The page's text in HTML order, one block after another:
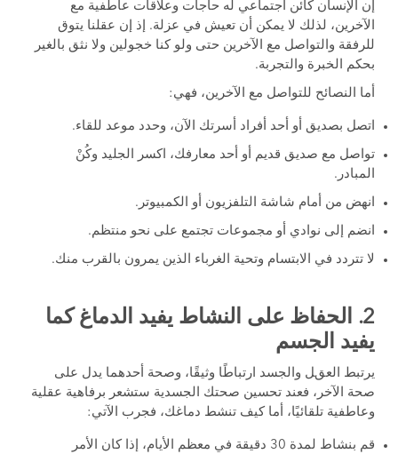
إن الإنسان كائن اجتماعي له حاجات وعلاقات عاطفية مع
الآخرين، لذلك لا يمكن أن تعيش في عزلة. إذ إن عقلنا يتوق
للرفقة والتواصل مع الآخرين حتى ولو كنا خجولين ولا نثق بالغير
بحكم الخبرة والتجربة.
أما النصائح للتواصل مع الآخرين، فهي:
اتصل بصديق أو أحد أفراد أسرتك الآن، وحدد موعد للقاء.
تواصل مع صديق قديم أو أحد معارفك، اكسر الجليد وكُنْ
المبادر.
انهض من أمام شاشة التلفزيون أو الكمبيوتر.
انضم إلى نوادي أو مجموعات تجتمع على نحو منتظم.
لا تتردد في الابتسام وتحية الغرباء الذين يمرون بالقرب منك.
2. الحفاظ على النشاط يفيد الدماغ كما
يفيد الجسم
يرتبط العقل والجسد ارتباطًا وثيقًا، وصحة أحدهما يدل على
صحة الآخر، فعند تحسين صحتك الجسدية ستشعر برفاهية عقلية
وعاطفية تلقائيًا، أما كيف تنشط دماغك، فجرب الآتي:
قم بنشاط لمدة 30 دقيقة في معظم الأيام، إذا كان الأمر